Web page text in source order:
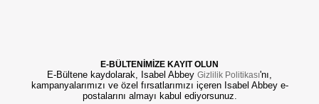
E-BÜLTENİMİZE KAYIT OLUN
E-Bültene kaydolarak, Isabel Abbey Gizlilik Politikası'nı,
kampanyalarımızı ve özel fırsatlarımızı içeren Isabel Abbey e-
postalarını almayı kabul ediyorsunuz.